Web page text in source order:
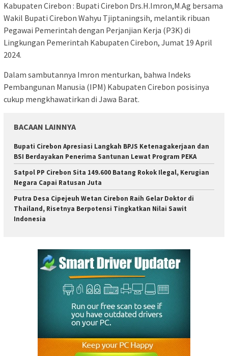
Kabupaten Cirebon : Bupati Cirebon Drs.H.Imron,M.Ag bersama
Wakil Bupati Cirebon Wahyu Tjiptaningsih, melantik ribuan
Pegawai Pemerintah dengan Perjanjian Kerja (P3K) di
Lingkungan Pemerintah Kabupaten Cirebon, Jumat 19 April
2024.
Dalam sambutannya Imron menturkan, bahwa Indeks
Pembangunan Manusia (IPM) Kabupaten Cirebon posisinya
cukup mengkhawatirkan di Jawa Barat.
BACAAN LAINNYA
Bupati Cirebon Apresiasi Langkah BPJS Ketenagakerjaan dan
BSI Berdayakan Penerima Santunan Lewat Program PEKA
Satpol PP Cirebon Sita 149.600 Batang Rokok Ilegal, Kerugian
Negara Capai Ratusan Juta
Putra Desa Cipejeuh Wetan Cirebon Raih Gelar Doktor di
Thailand, Risetnya Berpotensi Tingkatkan Nilai Sawit
Indonesia